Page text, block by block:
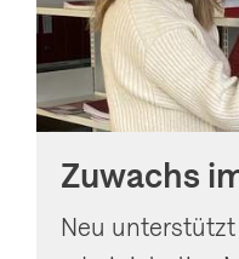
Zuwachs
Neu unterstützt